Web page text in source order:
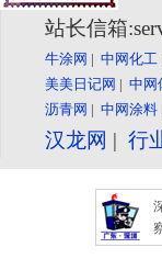
站长信箱
牛涂网 | 中网化工
美美日记网 | 中网
沥青网 | 中网涂料
汉龙网 | 行